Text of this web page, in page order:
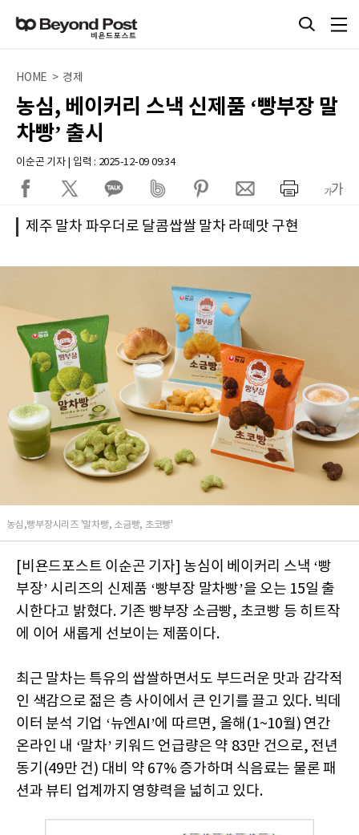
HOME > 경제
농심, 베이커리 스낵 신제품 ‘빵부장 말
차빵’ 출시
이순곤 기자 | 입력 : 2025-12-09 09:34
제주 말차 파우더로 달콤쌉쌀 말차 라떼맛 구현
농심,빵부장시리즈 '말차빵, 소금빵, 초코빵'
[비욘드포스트 이순곤 기자] 농심이 베이커리 스낵 ‘빵
부장’ 시리즈의 신제품 ‘빵부장 말차빵’을 오는 15일 출
시한다고 밝혔다. 기존 빵부장 소금빵, 초코빵 등 히트작
에 이어 새롭게 선보이는 제품이다.
최근 말차는 특유의 쌉쌀하면서도 부드러운 맛과 감각적
인 색감으로 젊은 층 사이에서 큰 인기를 끌고 있다. 빅데
이터 분석 기업 ‘뉴엔AI’에 따르면, 올해(1~10월) 연간
온라인 내 ‘말차’ 키워드 언급량은 약 83만 건으로, 전년
동기(49만 건) 대비 약 67% 증가하며 식음료는 물론 패
션과 뷰티 업계까지 영향력을 넓히고 있다.